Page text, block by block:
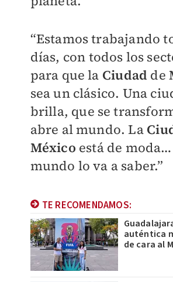
“Estamos trabajando
días, con todos los
para que la Ciudad de
sea un clásico. Una
brilla, que se
abre al mundo. La
México está de
mundo lo va a saber.”
TE RECOMENDAMOS:
auténtica
de cara al